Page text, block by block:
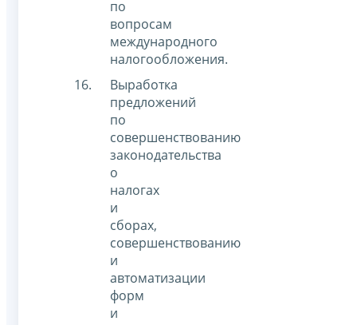
по
вопросам
международного
налогообложения.
Выработка
предложений
по
совершенствованию
законодательства
о
налогах
и
сборах,
совершенствованию
и
автоматизации
форм
и